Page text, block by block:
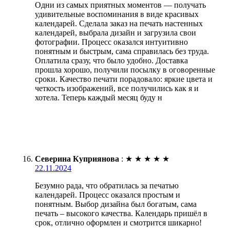
Одни из самых приятных моментов — получать
удивительные воспоминания в виде красивых
календарей. Сделала заказ на печать настенных
календарей, выбрала дизайн и загрузила свои
фотографии. Процесс оказался интуитивно
понятным и быстрым, сама справилась без труда.
Оплатила сразу, что было удобно. Доставка
прошла хорошо, получили посылку в оговоренные
сроки. Качество печати порадовало: яркие цвета и
четкость изображений, все получились как я и
хотела. Теперь каждый месяц буду н
Северина Куприянова : ★ ★ ★ ★ ★
22.11.2024
Безумно рада, что обратилась за печатью
календарей. Процесс оказался простым и
понятным. Выбор дизайна был богатым, сама
печать – высокого качества. Календарь пришёл в
срок, отлично оформлен и смотрится шикарно!